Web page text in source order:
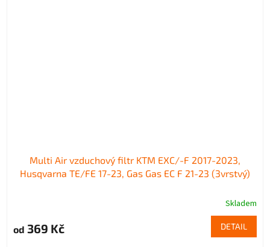
Multi Air vzduchový filtr KTM EXC/-F 2017-2023,
Husqvarna TE/FE 17-23, Gas Gas EC F 21-23 (3vrstvý)
Skladem
od 369 Kč DETAIL